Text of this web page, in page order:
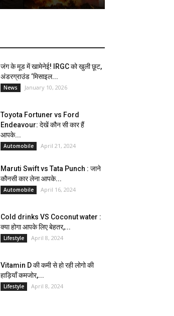
जंग के मूड में खामेनेई! IRGC को खुली छूट,
अंडरग्राउंड ‘मिसाइल...
News January 10, 2026
Toyota Fortuner vs Ford
Endeavour: देखें कौन सी कार हैं
आपके...
Automobile April 21, 2024
Maruti Swift vs Tata Punch : जाने
कौनसी कार लेना आपके...
Automobile April 16, 2024
Cold drinks VS Coconut water :
क्या होगा आपके लिए बेहतर,...
Lifestyle April 8, 2024
Vitamin D की कमी से हो रही लोगो की
हाड़ियाँ कमजोर,...
Lifestyle April 8, 2024